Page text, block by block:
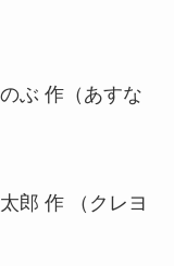
ぶ 作（あすな
郎 作 （クレヨ